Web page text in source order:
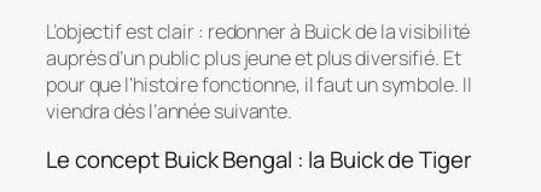
L’objectif est clair : redonner à Buick de la visibilité
auprès d’un public plus jeune et plus diversifié. Et
pour que l’histoire fonctionne, il faut un symbole. Il
viendra dès l’année suivante.
Le concept Buick Bengal : la Buick de Tiger